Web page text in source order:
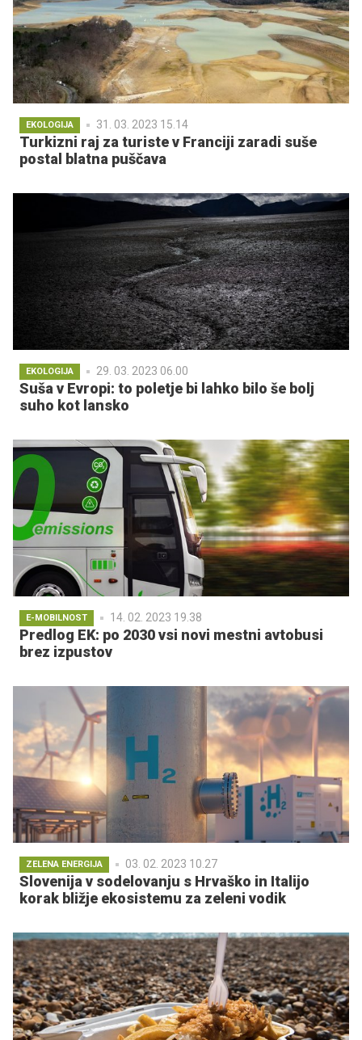
EKOLOGIJA 31. 03. 2023 15.14
Turkizni raj za turiste v Franciji zaradi suše
postal blatna puščava
EKOLOGIJA 29. 03. 2023 06.00
Suša v Evropi: to poletje bi lahko bilo še bolj
suho kot lansko
E-MOBILNOST 14. 02. 2023 19.38
Predlog EK: po 2030 vsi novi mestni avtobusi
brez izpustov
ZELENA ENERGIJA 03. 02. 2023 10.27
Slovenija v sodelovanju s Hrvaško in Italijo
korak bližje ekosistemu za zeleni vodik